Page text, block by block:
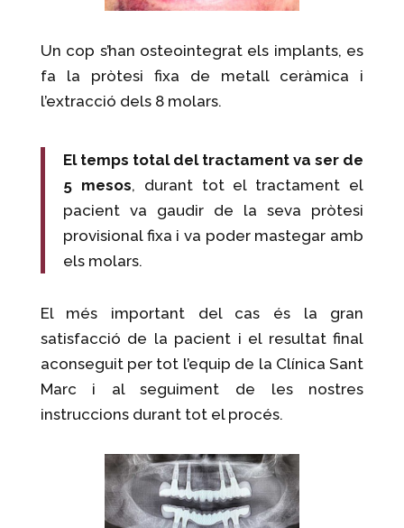
Un cop s’han osteointegrat els implants, es
fa la pròtesi fixa de metall ceràmica i
l’extracció dels 8 molars.
El temps total del tractament va ser de
5 mesos, durant tot el tractament el
pacient va gaudir de la seva pròtesi
provisional fixa i va poder mastegar amb
els molars.
El més important del cas és la gran
satisfacció de la pacient i el resultat final
aconseguit per tot l’equip de la Clínica Sant
Marc i al seguiment de les nostres
instruccions durant tot el procés.